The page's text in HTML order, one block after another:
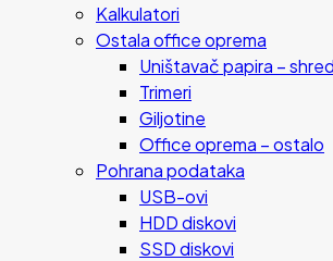
Kalkulatori
Ostala office oprema
Uništavač papira –
Trimeri
Giljotine
Office oprema – ostalo
Pohrana podataka
USB-ovi
HDD diskovi
SSD diskovi